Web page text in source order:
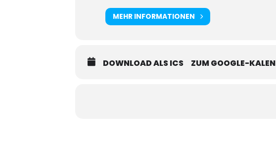
MEHR INFORMATIONEN
DOWNLOAD ALS ICS ZUM GOOGLE-